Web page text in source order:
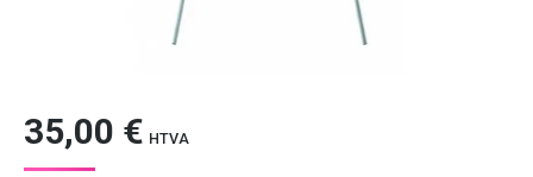
35,00 € HTVA